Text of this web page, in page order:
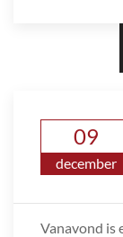
09
december
Vanavond is